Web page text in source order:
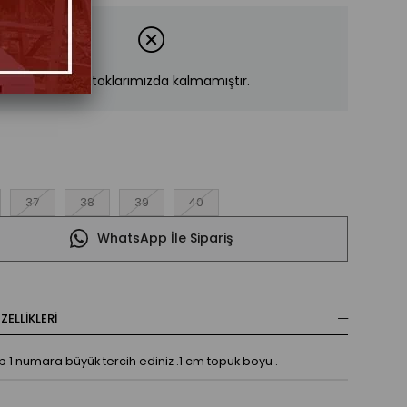
Ürün stoklarımızda kalmamıştır.
37 38 39 40
WhatsApp İle Sipariş
1 numara büyük tercih ediniz .1 cm topuk boyu .